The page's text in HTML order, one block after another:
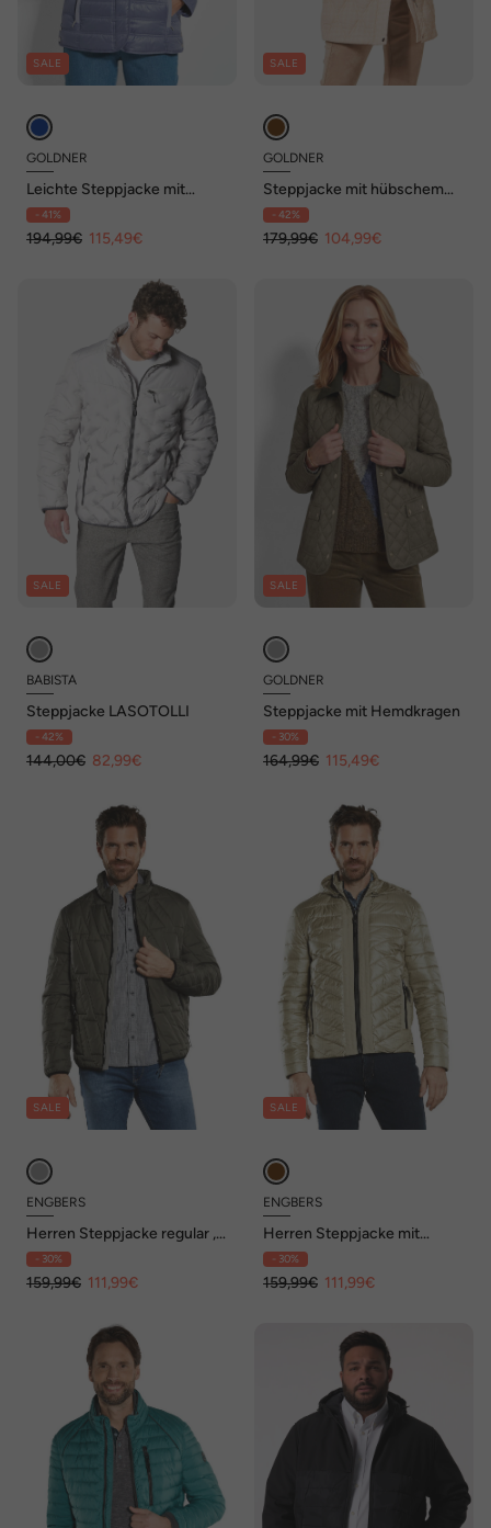
SALE
GOLDNER
Leichte Steppjacke mit
Kapuze, 71cm
- 41%
194,99€ 115,49€
SALE
GOLDNER
Steppjacke mit hübschem
Flock-Druck
- 42%
179,99€ 104,99€
SALE
BABISTA
Steppjacke LASOTOLLI
- 42%
144,00€ 82,99€
SALE
GOLDNER
Steppjacke mit Hemdkragen
- 30%
164,99€ 115,49€
SALE
ENGBERS
Herren Steppjacke regular ,
Khaki
- 30%
159,99€ 111,99€
SALE
ENGBERS
Herren Steppjacke mit
abnehmbarer Kapuze , Beige
- 30%
159,99€ 111,99€